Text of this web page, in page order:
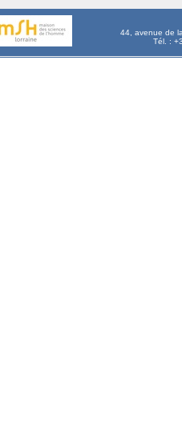
44, avenue de
Tél. :